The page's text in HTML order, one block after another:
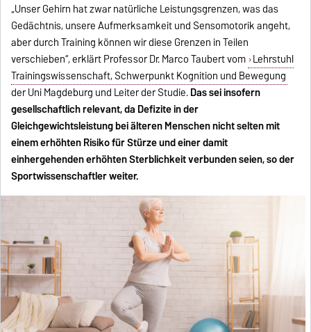
„Unser Gehirn hat zwar natürliche Leistungsgrenzen, was das
Gedächtnis, unsere Aufmerksamkeit und Sensomotorik angeht,
aber durch Training können wir diese Grenzen in Teilen
verschieben“, erklärt Professor Dr. Marco Taubert vom Lehrstuhl
Trainingswissenschaft, Schwerpunkt Kognition und Bewegung
der Uni Magdeburg und Leiter der Studie.Das sei insofern
gesellschaftlich relevant, da Defizite in der
Gleichgewichtsleistung bei älteren Menschen nicht selten mit
einem erhöhten Risiko für Stürze und einer damit
einhergehenden erhöhten Sterblichkeit verbunden seien, so der
Sportwissenschaftler weiter.